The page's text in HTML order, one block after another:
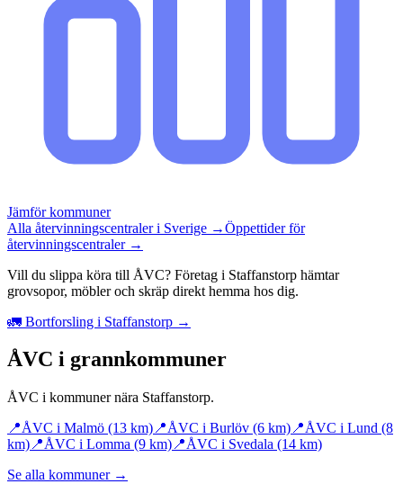
Jämför kommuner
Alla återvinningscentraler i Sverige →Öppettider för
återvinningscentraler →
Vill du slippa köra till ÅVC? Företag i Staffanstorp hämtar
grovsopor, möbler och skräp direkt hemma hos dig.
🚛 Bortforsling i Staffanstorp →
ÅVC i grannkommuner
ÅVC i kommuner nära Staffanstorp.
📍ÅVC i Malmö (13 km) 📍ÅVC i Burlöv (6 km) 📍ÅVC i Lund (8
km) 📍ÅVC i Lomma (9 km) 📍ÅVC i Svedala (14 km)
Se alla kommuner →